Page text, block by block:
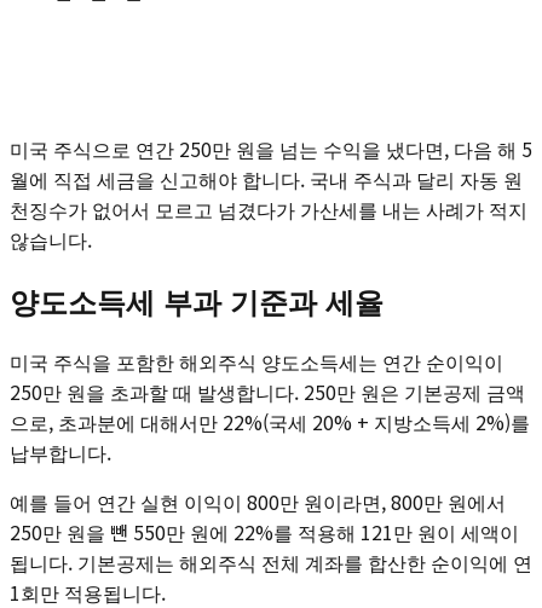
미국 주식으로 연간 250만 원을 넘는 수익을 냈다면, 다음 해 5
월에 직접 세금을 신고해야 합니다. 국내 주식과 달리 자동 원
천징수가 없어서 모르고 넘겼다가 가산세를 내는 사례가 적지
않습니다.
양도소득세 부과 기준과 세율
미국 주식을 포함한 해외주식 양도소득세는 연간 순이익이
250만 원을 초과할 때 발생합니다. 250만 원은 기본공제 금액
으로, 초과분에 대해서만 22%(국세 20% + 지방소득세 2%)를
납부합니다.
예를 들어 연간 실현 이익이 800만 원이라면, 800만 원에서
250만 원을 뺀 550만 원에 22%를 적용해 121만 원이 세액이
됩니다. 기본공제는 해외주식 전체 계좌를 합산한 순이익에 연
1회만 적용됩니다.